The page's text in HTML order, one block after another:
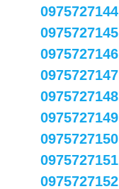
0975727144
0975727145
0975727146
0975727147
0975727148
0975727149
0975727150
0975727151
0975727152